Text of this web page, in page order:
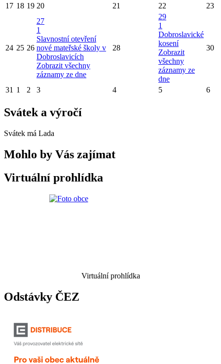
17 18 19 20 21 22 23
24 25 26
27
1
Slavnostní otevření
nové mateřské školy v
Dobroslavicích
Zobrazit všechny
záznamy ze dne
28
29
1
Dobroslavické
kosení
Zobrazit
všechny
záznamy ze
dne
30
31 1 2 3 4 5 6
Svátek a výročí
Svátek má Lada
Mohlo by Vás zajímat
Virtuální prohlídka
Virtuální prohlídka
Odstávky ČEZ